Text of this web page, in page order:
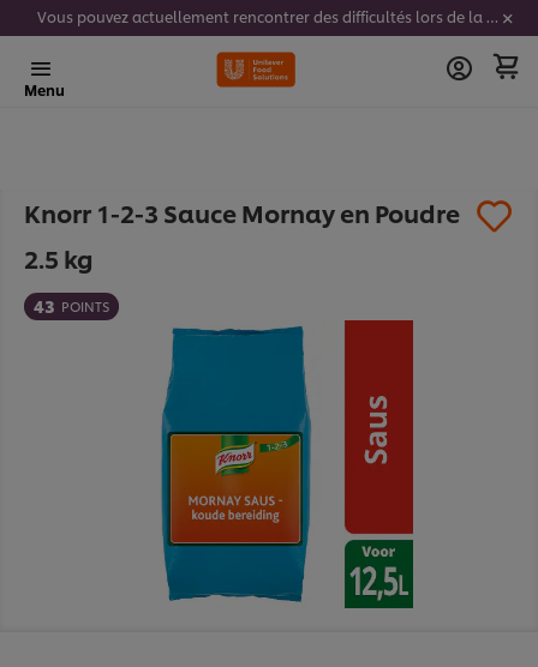
Vous pouvez actuellement rencontrer des difficultés lors de la saisie de vos codes stickers. Nous travaillons activement à résoudre ce problème.
Menu
Knorr 1-2-3 Sauce Mornay en Poudre
2.5 kg​
43 POINTS